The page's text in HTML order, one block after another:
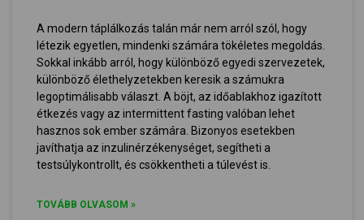
A modern táplálkozás talán már nem arról szól, hogy
létezik egyetlen, mindenki számára tökéletes megoldás.
Sokkal inkább arról, hogy különböző egyedi szervezetek,
különböző élethelyzetekben keresik a számukra
legoptimálisabb választ. A böjt, az időablakhoz igazított
étkezés vagy az intermittent fasting valóban lehet
hasznos sok ember számára. Bizonyos esetekben
javíthatja az inzulinérzékenységet, segítheti a
testsúlykontrollt, és csökkentheti a túlevést is.
TOVÁBB OLVASOM »